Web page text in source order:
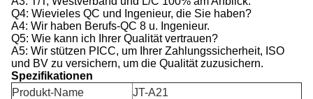
Q4: Wievieles QC und Ingenieur, die Sie haben?
A4: Wir haben Berufs-QC 8 u. Ingenieur.
Q5: Wie kann ich Ihrer Qualität vertrauen?
A5: Wir stützen PICC, um Ihrer Zahlungssicherheit, ISO
und BV zu versichern, um die Qualität zuzusichern.
Spezifikationen
Produkt-Name
JT-A21